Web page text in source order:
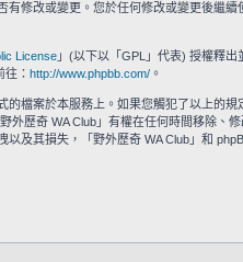
有修改或變更。您於任何修改或變更後繼續
License」(以下以「GPL」代表) 授權釋出
： http://www.phpbb.com/。
的檔案於本服務上。如果您觸犯了以上的規
外歷奇 WA Club」有權在任何時間移除、修
及其損失，「野外歷奇 WA Club」和